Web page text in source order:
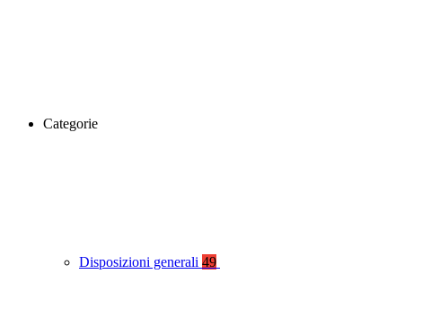
Categorie
Disposizioni generali 49